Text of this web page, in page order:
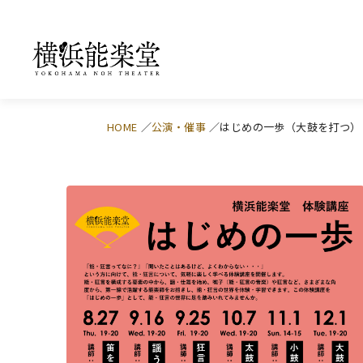
HOME 公演・催事 はじめの一歩（大鼓を打つ）